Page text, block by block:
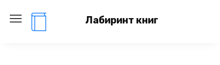
содержанию
Лабиринт книг